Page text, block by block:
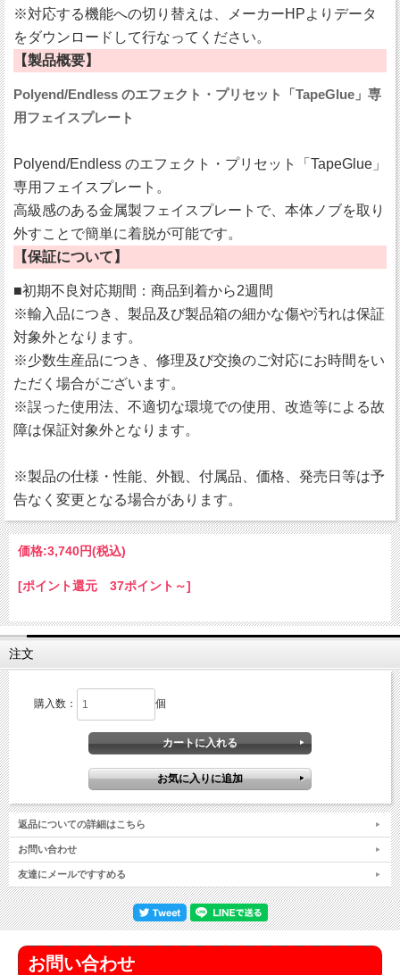
※対応する機能への切り替えは、メーカーHPよりデータ
をダウンロードして行なってください。
【製品概要】
Polyend/Endless のエフェクト・プリセット「TapeGlue」専
用フェイスプレート
Polyend/Endless のエフェクト・プリセット「TapeGlue」
専用フェイスプレート。
高級感のある金属製フェイスプレートで、本体ノブを取り
外すことで簡単に着脱が可能です。
【保証について】
■初期不良対応期間：商品到着から2週間
※輸入品につき、製品及び製品箱の細かな傷や汚れは保証
対象外となります。
※少数生産品につき、修理及び交換のご対応にお時間をい
ただく場合がございます。
※誤った使用法、不適切な環境での使用、改造等による故
障は保証対象外となります。
※製品の仕様・性能、外観、付属品、価格、発売日等は予
告なく変更となる場合があります。
価格:3,740円(税込)
[ポイント還元 37ポイント～]
注文
購入数： 個
返品についての詳細はこちら
お問い合わせ
友達にメールですすめる
お問い合わせ